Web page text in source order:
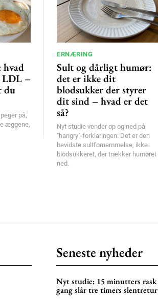
hvad
LDL –
du
på,
æggene,
ERNÆRING
Sult og dårligt humør:
det er ikke dit
blodsukker der styrer
dit sind – hvad er det
så?
Nyt studie vender op og ned på
"hangry"-forklaringen: Det er den
bevidste sultfornemmelse, ikke
blodsukkeret, der trækker humøret
ned.
Seneste nyheder
Nyt studie: 15 minutters rask
gang slår tre timers slentretur